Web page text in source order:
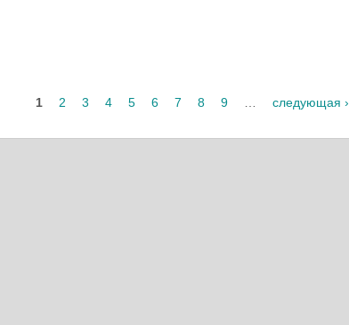
1 2 3 4 5 6 7 8 9 следующая ›